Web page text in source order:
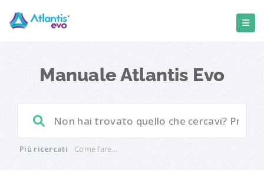
Manuale Atlantis Evo
Più ricercati Come fare...